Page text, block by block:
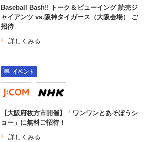
Baseball Bash!! トーク＆ビューイング 読売ジ
ャイアンツ vs.阪神タイガース（大阪会場） ご
招待
詳しくみる
イベント
【大阪府枚方市開催】「ワンワンとあそぼうシ
ョー」に無料ご招待！
詳しくみる